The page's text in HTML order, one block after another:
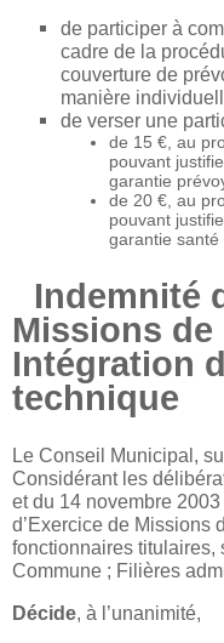
de participer à
cadre de la
couverture de
manière
de verser une
de 15 €, au
pouvant
garantie
de 20 €, au
pouvant
garantie santé
Indemnité
Missions de
Intégration
technique
Le Conseil Municipal,
Considérant les
et du 14 novembre
d’Exercice de Missions
fonctionnaires titulaires,
Commune ; Filières
Décide, à l’unanimité,